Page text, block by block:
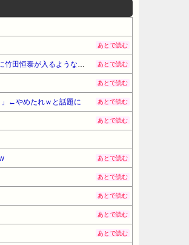
あとで読む
【悲報】竹田恒泰「愛子さまが天皇になれないのはSnow Manに女がいないのと同じ」X民「養子案はSnow Manに竹田恒泰が入るようなもの」 あとで読む
あとで読む
」←やめたれｗと話題に あとで読む
あとで読む
あとで読む
あとで読む
あとで読む
あとで読む
あとで読む